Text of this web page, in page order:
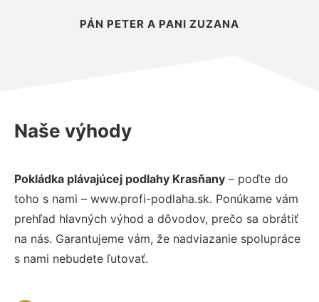
PÁN PETER A PANI ZUZANA
Naše výhody
Pokládka plávajúcej podlahy Krasňany – poďte do
toho s nami – www.profi-podlaha.sk. Ponúkame vám
prehľad hlavných výhod a dôvodov, prečo sa obrátiť
na nás. Garantujeme vám, že nadviazanie spolupráce
s nami nebudete ľutovať.